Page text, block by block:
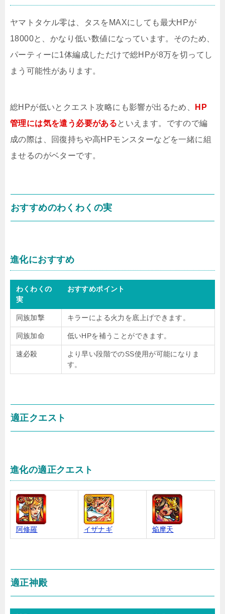
ヤマトタケル零は、タスをMAXにしても最大HPが
18000と、かなり低い数値になっています。そのため、
パーティーに1体編成しただけで総HPが8万を切ってし
まう可能性があります。
総HPが低いとクエスト攻略にも影響が出るため、
HP
管理には気を遣う必要があるといえます。ですので編
成の際は、回復持ちや高HPモンスターなどを一緒に組
ませるのがベターです。
おすすめのわくわくの実
進化におすすめ
わくわくの
実
おすすめポイント
同族加撃 キラーによる火力を底上げできます。
同族加命 低いHPを補うことができます。
速必殺
より早い段階でのSS使用が可能になりま
す。
適正クエスト
進化の適正クエスト
阿修羅 イザナギ 焔摩天
適正神殿